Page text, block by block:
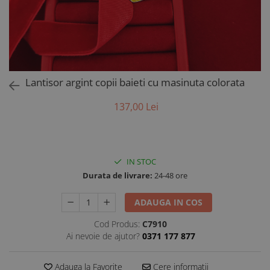
ARGINT
Bratari
Lantisor argint copii baieti cu masinuta colorata
137,00 Lei
IN STOC
Durata de livrare: 24-48 ore
ADAUGA IN COS
Cod Produs: C7910
Ai nevoie de ajutor? 0371 177 877
Adauga la Favorite Cere informatii